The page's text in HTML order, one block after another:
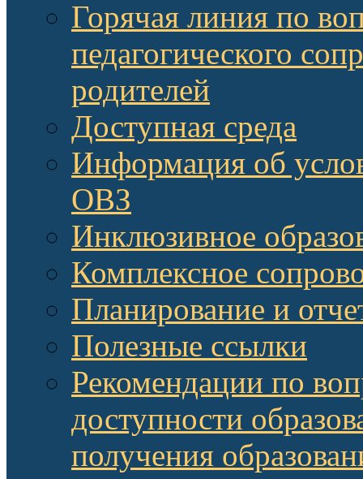
Горячая линия по
педагогического
родителей
Доступная среда
Информация об
ОВЗ
Инклюзивное
Комплексное
Планирование и
Полезные ссылки
Рекомендации по
доступности
получения